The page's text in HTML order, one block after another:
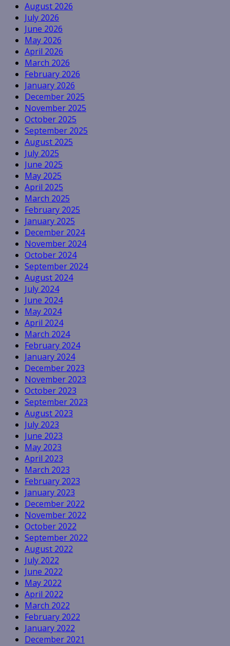
August 2026
July 2026
June 2026
May 2026
April 2026
March 2026
February 2026
January 2026
December 2025
November 2025
October 2025
September 2025
August 2025
July 2025
June 2025
May 2025
April 2025
March 2025
February 2025
January 2025
December 2024
November 2024
October 2024
September 2024
August 2024
July 2024
June 2024
May 2024
April 2024
March 2024
February 2024
January 2024
December 2023
November 2023
October 2023
September 2023
August 2023
July 2023
June 2023
May 2023
April 2023
March 2023
February 2023
January 2023
December 2022
November 2022
October 2022
September 2022
August 2022
July 2022
June 2022
May 2022
April 2022
March 2022
February 2022
January 2022
December 2021